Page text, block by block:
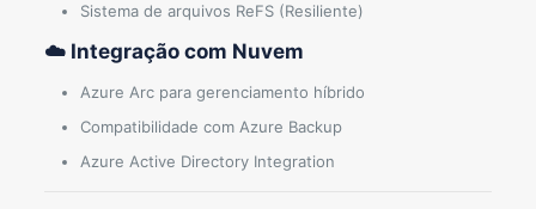
Sistema de arquivos ReFS (Resiliente)
☁️ Integração com Nuvem
Azure Arc para gerenciamento híbrido
Compatibilidade com Azure Backup
Azure Active Directory Integration